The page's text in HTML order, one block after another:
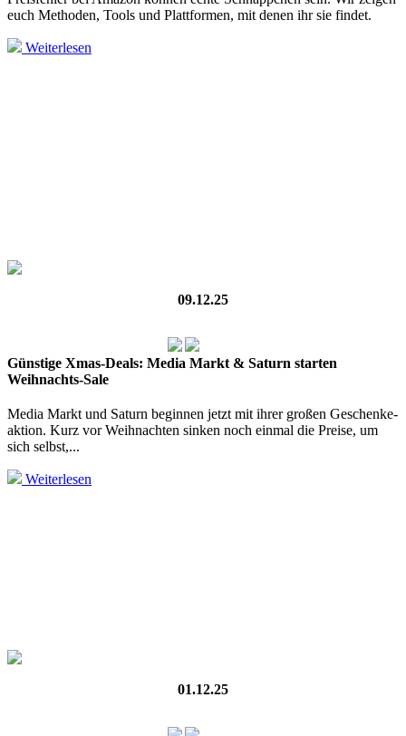
euch Methoden, Tools und Plattformen, mit denen ihr sie findet.
Weiterlesen
09.12.25
Günstige Xmas-Deals: Media Markt & Saturn starten
Weihnachts-Sale
Media Markt und Saturn beginnen jetzt mit ihrer großen Geschenke­
aktion. Kurz vor Weihnachten sinken noch einmal die Preise, um
sich selbst,...
Weiterlesen
01.12.25